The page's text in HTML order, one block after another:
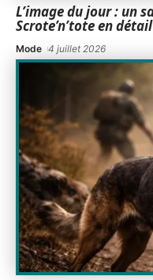
L’image du jour : un
Scrote’n’tote en détail
Mode 4 juillet 2026